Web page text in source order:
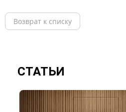
Возврат к списку
СТАТЬИ